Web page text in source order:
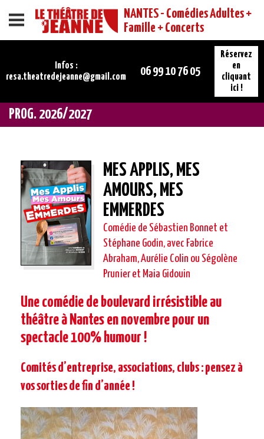
Menu
NANTES - Comédies Adultes +
Famille + Concerts
Infos :
resa.theatredejeanne@gmail.com
06 99 10 76 05
Réservez
en
cliquant
ici !
PROG. 2026/2027
MES APPLIS, MES
AMOURS, MES
EMMERDES
Comédie de Sébastien Bonnet et
Stéphane Godin, avec Fabrice
Abraham, Aurélie Colin ou Ségolène
Prunier et Maia Gidouin
Une comédie de boulevard irrésistible au
théâtre à Nantes en novembre pour un
spectacle 100% humour !
Comités d’entreprise, associations, clubs : pensez à
vos sorties de fin d’année !